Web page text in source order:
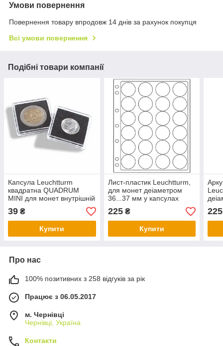
Умови повернення
Повернення товару впродовж 14 днів за рахунок покупця
Всі умови повернення
Подібні товари компанії
Капсула Leuchtturm
квадратна QUADRUM
MINI для монет внутрішній
діаметр 27 мм.
39 ₴
Купити
Лист-пластик Leuchtturm,
для монет деіаметром
36...37 мм у капсулах
225₴
Купити
225
Про нас
100% позитивних з 258 відгуків за рік
Працює з 06.05.2017
м. Чернівці
Чернівці, Україна
Контакти